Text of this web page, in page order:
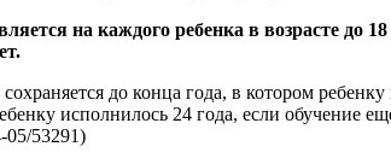
на каждого ребенка в возрасте до
до конца года, в котором
исполнилось 24 года, если обучение
53291)